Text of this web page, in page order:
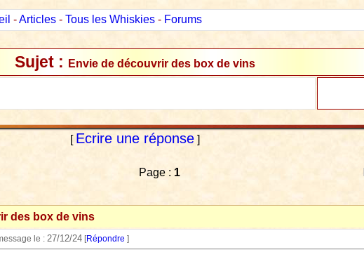
-Articles- Tous les Whiskies- Forums
Sujet : Envie de découvrir des box de vins
[ Ecrire une réponse]
Page : 1
des box de vins
le : 27/12/24[Répondre ]